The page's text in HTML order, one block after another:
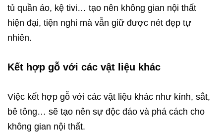
tủ quần áo, kệ tivi… tạo nên không gian nội thất
hiện đại, tiện nghi mà vẫn giữ được nét đẹp tự
nhiên.
Kết hợp gỗ với các vật liệu khác
Việc kết hợp gỗ với các vật liệu khác như kính, sắt,
bê tông… sẽ tạo nên sự độc đáo và phá cách cho
không gian nội thất.